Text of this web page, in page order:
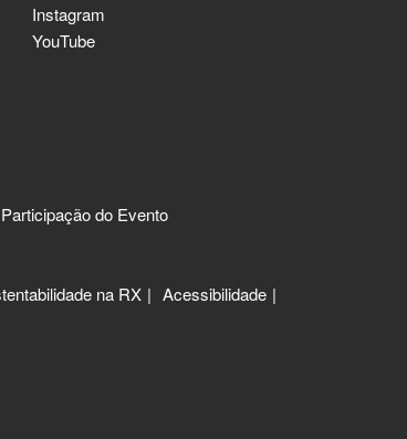
Instagram
YouTube
do Evento
na RX
Acessibilidade